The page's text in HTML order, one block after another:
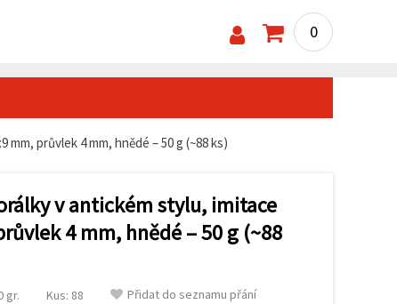
0
průvlek 4 mm, hnědé – 50 g (~88 ks)
v antickém stylu, imitace
4 mm, hnědé – 50 g (~88
gr. Kus: 88 Přidat do seznamu přání